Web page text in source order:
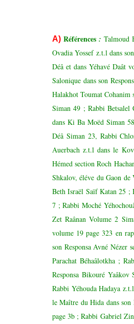
A)Références :Talmoud
Ovadia Yossef z.t.l dans
Déâ et dans Yéhavé Daât
Salonique dans son
Halakhot Toumat Cohanim
Siman 49 ; Rabbi Betsalel
dans Ki Ba Moëd Siman
Déâ Siman 23, Rabbi
Auerbach z.t.l dans le
Hémed section Roch
Shkalov, éléve du Gaon de
Beth Israël Saïf Katan 25 ;
7 ; Rabbi Moché
Zet Raânan Volume 2
volume 19 page 323 en
son Responsa Avné
Parachat Béhaâlotkha ;
Responsa Bikouré
Rabbi Yéhouda Hadaya
le Maître du Hida dans
page 3b ; Rabbi Gabriel